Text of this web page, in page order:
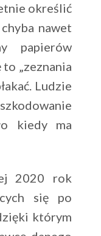
określić
nawet
papierów
„zeznania
Ludzie
kiedy ma
2020 rok
się po
którym